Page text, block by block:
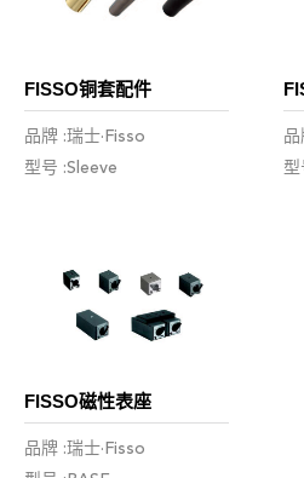
FISSO铜套配件
品牌 :瑞士·Fisso
型号 :Sleeve
品
FISSO磁性表座
品牌 :瑞士·Fisso